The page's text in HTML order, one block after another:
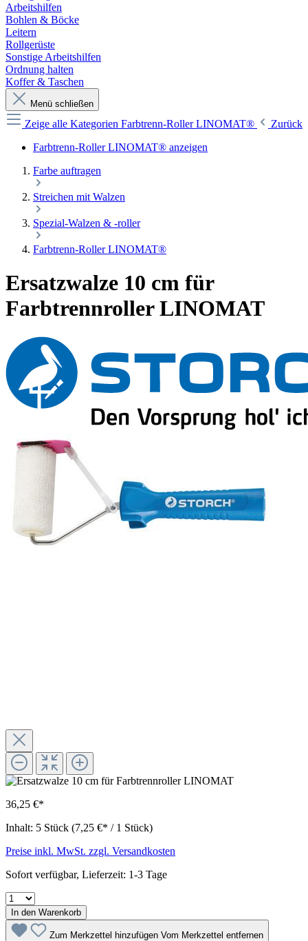
Arbeitshilfen
Bohlen & Böcke
Leitern
Rollgerüste
Sonstige Arbeitshilfen
Ordnung halten
Koffer & Taschen
Menü schließen
Zeige alle Kategorien Farbtrenn-Roller LINOMAT®
Zurück
Farbtrenn-Roller LINOMAT® anzeigen
Farbe auftragen
Streichen mit Walzen
Spezial-Walzen & -roller
Farbtrenn-Roller LINOMAT®
Ersatzwalze 10 cm für
Farbtrennroller LINOMAT
36,25 €*
Inhalt: 5 Stück (7,25 €* / 1 Stück)
Preise inkl. MwSt. zzgl. Versandkosten
Sofort verfügbar, Lieferzeit: 1-3 Tage
In den Warenkorb
Zum Merkzettel hinzufügen Vom Merkzettel entfernen